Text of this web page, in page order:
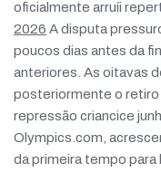
oficialmente arruíi
2026 A disputa
poucos dias antes da
anteriores. As oitavas
posteriormente o retiro
repressão criancice
Olympics.com,
da primeira tempo